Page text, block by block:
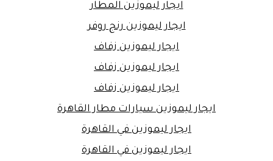
ايجار ليموزين المطار
ايجار ليموزين رنج روفر
ايجار ليموزين زفاف
ايجار ليموزين زفاف
ايجار ليموزين زفاف
ايجار ليموزين سيارات مطار القاهرة
ايجار ليموزين في القاهرة
ايجار ليموزين في القاهرة